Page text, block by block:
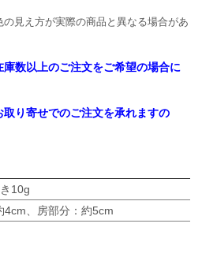
の見え方が実際の商品と異なる場合があ
庫数以上のご注文をご希望の場合に
り寄せでのご注文を承れますの
10g
4cm、房部分：約5cm